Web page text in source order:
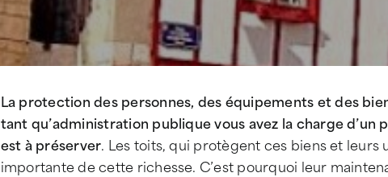
La protection des personnes, des équipements et des
tant qu’administration publique vous avez la charge
est à préserver. Les toits, qui protègent ces biens et
importante de cette richesse. C’est pourquoi leur